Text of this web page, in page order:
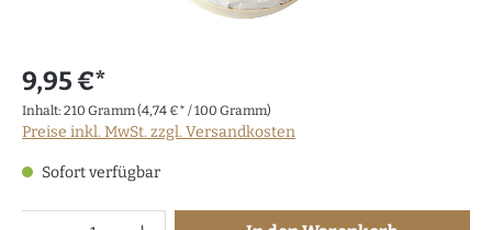
9,95 €*
Inhalt: 210 Gramm(4,74 €* / 100 Gramm)
Preise inkl. MwSt. zzgl. Versandkosten
Sofort verfügbar